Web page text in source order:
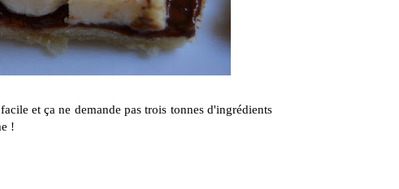
et ça ne demande pas trois tonnes d'ingrédients
!